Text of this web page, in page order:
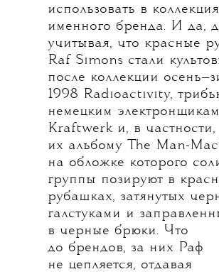
использовать в
именного бренда. И да,
учитывая, что красные
Raf Simons стали
после коллекции
1998 Radioactivity,
немецким электронщикам
Kraftwerk и, в частности,
их альбому The Man-
на обложке которого
группы позируют в
рубашках, затянутых
галстуками и
в черные брюки. Что
до брендов, за них Раф
не цепляется, отдавая